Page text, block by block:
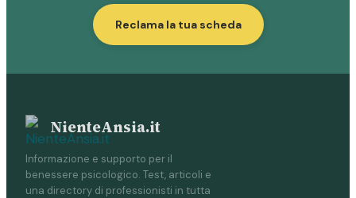
Reclama la tua scheda
NienteAnsia.it
Informazione e supporto per il
benessere psicologico. Test, articoli e
una directory di professionisti in tutta